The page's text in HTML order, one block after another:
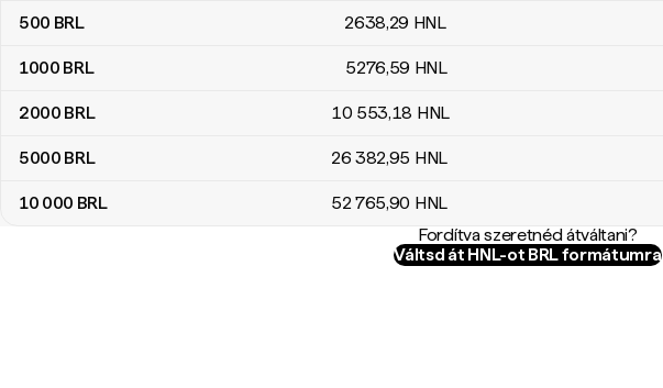
500 BRL 2638,29 HNL
1000 BRL 5276,59 HNL
2000 BRL 10 553,18 HNL
5000 BRL 26 382,95 HNL
10 000 BRL 52 765,90 HNL
Fordítva szeretnéd átváltani?
Váltsd át HNL-ot BRL formátumra